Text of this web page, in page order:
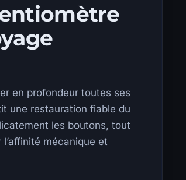
en profondeur toutes ses
une restauration fiable du
les boutons, tout
mécanique et